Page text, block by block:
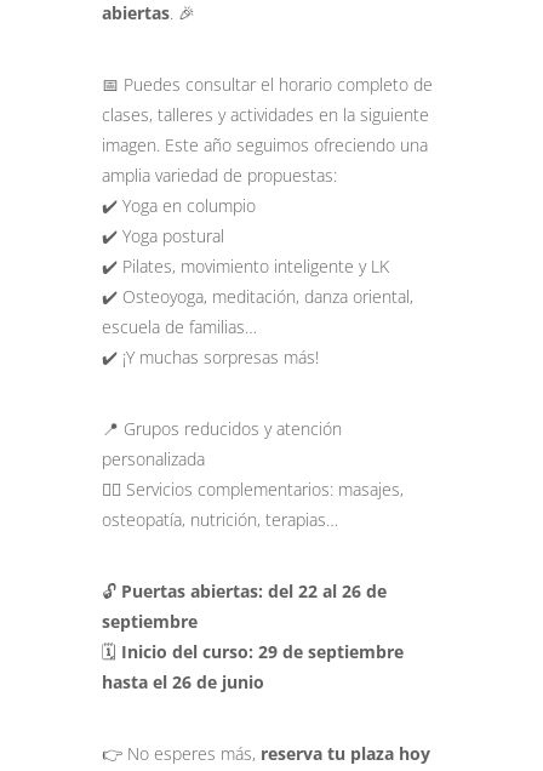
abiertas. 🎉
📅 Puedes consultar el horario completo de
clases, talleres y actividades en la siguiente
imagen. Este año seguimos ofreciendo una
amplia variedad de propuestas:
✔️ Yoga en columpio
✔️ Yoga postural
✔️ Pilates, movimiento inteligente y LK
✔️ Osteoyoga, meditación, danza oriental,
escuela de familias…
✔️ ¡Y muchas sorpresas más!
📍 Grupos reducidos y atención
personalizada
💆‍♂️ Servicios complementarios: masajes,
osteopatía, nutrición, terapias…
🔓 Puertas abiertas: del 22 al 26 de
septiembre
🗓️ Inicio del curso: 29 de septiembre
hasta el 26 de junio
👉 No esperes más, reserva tu plaza hoy